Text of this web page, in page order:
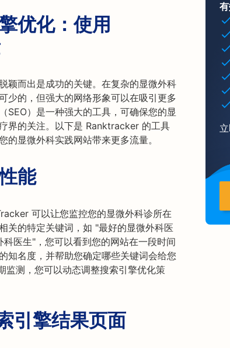
优化：使用
颖而出是成功的关键。在复杂的显微外科
少的，但强大的网络形象可以在吸引更多
SEO）是一种强大的工具，可确保您的显
界的关注。以下是 Ranktracker 的工具
显微外科实践网站带来更多流量。
能
可以让您监控您的显微外科诊所在
关的特定关键词，如 "最好的显微外科医
医生"，您可以看到您的网站在一段时间
知名度，并帮助您确定哪些关键词会给您
测，您可以动态调整搜索引擎优化策
引擎结果页面